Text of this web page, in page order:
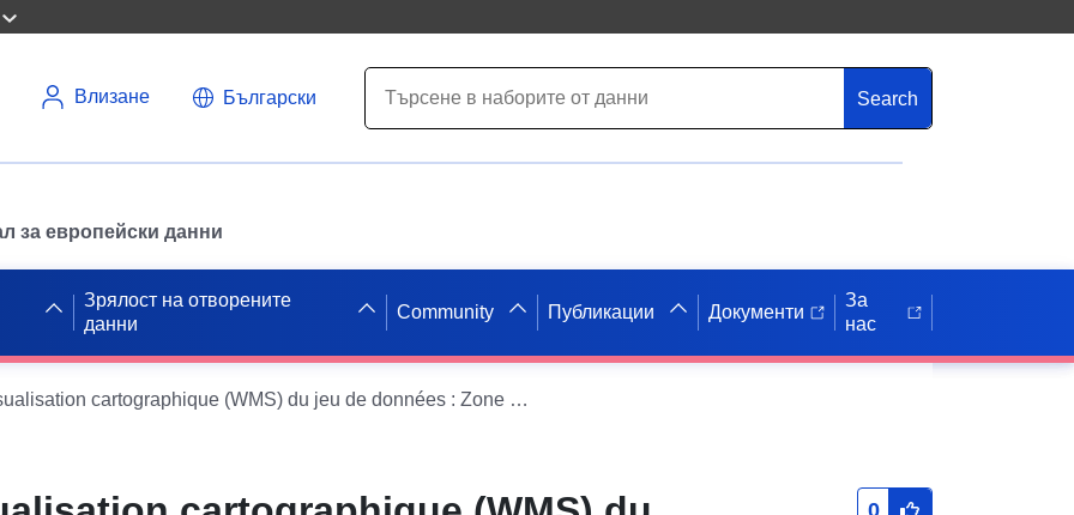
Влизане Български Search
за европейски данни
Зрялост на отворените
данни
Community Публикации Документи
За
нас
Service de visualisation cartographique (WMS) du jeu de données : Zone réglementée du PLan de Prévention des Risques Naturels Prévisibles de la commune de Belcodène - Bouches-du-Rhône - 13DDTM1320160158 (RETRAIT GONFLEMENT DES ARGILES)
0